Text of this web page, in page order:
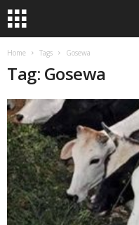
Home Tags Gosewa
Tag: Gosewa